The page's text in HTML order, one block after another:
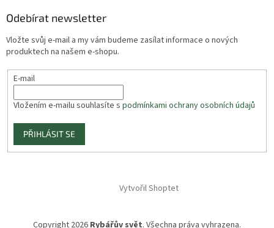
Odebírat newsletter
Vložte svůj e-mail a my vám budeme zasílat informace o nových
produktech na našem e-shopu.
E-mail
Vložením e-mailu souhlasíte s podmínkami ochrany osobních údajů
PŘIHLÁSIT SE
Vytvořil Shoptet
Copyright 2026 Rybářův svět. Všechna práva vyhrazena.